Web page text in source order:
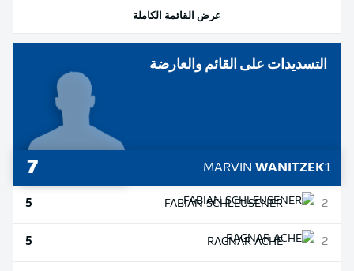
عرض القائمة الكاملة
التسديدات على القائم والعارضة
1
MARVIN WANITZEK
7
2
FABIANSCHLEUSENER
5
2
RAGNARACHE
5